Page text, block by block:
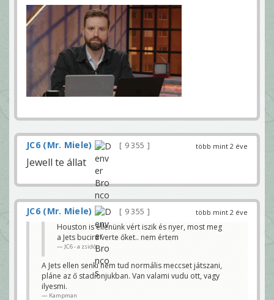
több mint 2 éve
JC6 (Mr. Miele) 9 355
Jewell te állat
több mint 2 éve
JC6 (Mr. Miele)
9 355
Houston is ellenünk vért iszik és nyer, most meg
a Jets bucira verte őket.. nem értem
JC6 - a zsidó
A Jets ellen senki nem tud normális meccset játszani,
pláne az ő stadionjukban. Van valami vudu ott, vagy
ilyesmi.
Kampman